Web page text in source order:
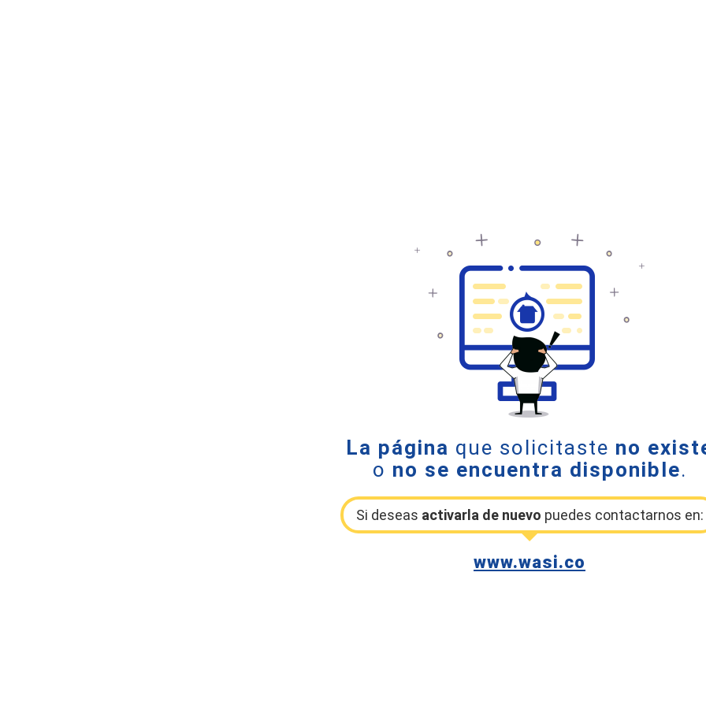
La página que solicitaste no
o no se encuentra disponible.
Si deseas activarla de nuevo puedes contactarnos en:
www.wasi.co